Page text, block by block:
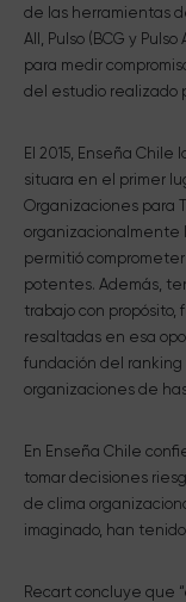
de las herramientas
All, Pulso (BCG y
para medir
del estudio realizado
El 2015, Enseña
situara en el primer
Organizaciones para
organizacionalmente
permitió
potentes. Además,
trabajo con
resaltadas en esa
fundación del ranking
organizaciones de
En Enseña Chile
tomar decisiones
de clima
imaginado, han
Recart concluye que